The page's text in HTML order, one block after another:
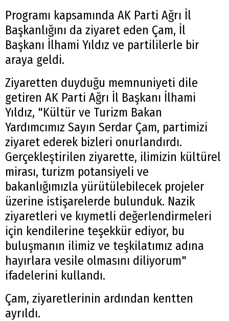
Programı kapsamında AK Parti Ağrı İl
Başkanlığını da ziyaret eden Çam, İl
Başkanı İlhami Yıldız ve partililerle bir
araya geldi.
Ziyaretten duyduğu memnuniyeti dile
getiren AK Parti Ağrı İl Başkanı İlhami
Yıldız, "Kültür ve Turizm Bakan
Yardımcımız Sayın Serdar Çam, partimizi
ziyaret ederek bizleri onurlandırdı.
Gerçekleştirilen ziyarette, ilimizin kültürel
mirası, turizm potansiyeli ve
bakanlığımızla yürütülebilecek projeler
üzerine istişarelerde bulunduk. Nazik
ziyaretleri ve kıymetli değerlendirmeleri
için kendilerine teşekkür ediyor, bu
buluşmanın ilimiz ve teşkilatımız adına
hayırlara vesile olmasını diliyorum"
ifadelerini kullandı.
Çam, ziyaretlerinin ardından kentten
ayrıldı.